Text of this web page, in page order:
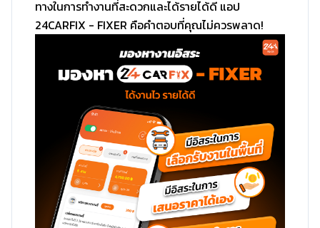
ทางในการทำงานที่สะดวกและได้รายได้ดี แอป
24CARFIX - FIXER คือคำตอบที่คุณไม่ควรพลาด!